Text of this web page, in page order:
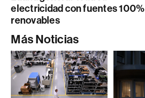
electricidad con fuentes 100%
renovables
Más Noticias